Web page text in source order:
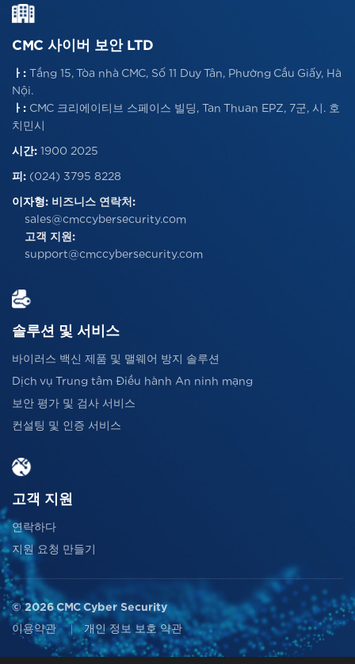
CMC 사이버 보안 LTD
ㅏ: Tầng 15, Tòa nhà CMC, Số 11 Duy Tân, Phường Cầu Giấy, Hà
Nội.
ㅏ: CMC 크리에이티브 스페이스 빌딩, Tan Thuan EPZ, 7군, 시. 호
치민시
시간: 1900 2025
피: (024) 3795 8228
이자형: 비즈니스 연락처:
sales@cmccybersecurity.com
고객 지원:
support@cmccybersecurity.com
솔루션 및 서비스
바이러스 백신 제품 및 맬웨어 방지 솔루션
Dịch vụ Trung tâm Điều hành An ninh mạng
보안 평가 및 검사 서비스
컨설팅 및 인증 서비스
고객 지원
연락하다
지원 요청 만들기
© 2026 CMC Cyber Security
이용약관
개인 정보 보호 약관